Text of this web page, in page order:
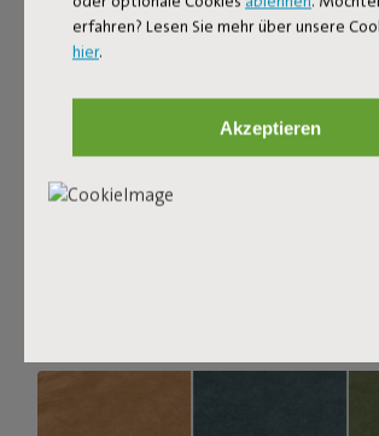
erfahren? Lesen Sie mehr über unsere
hier.
Akzeptieren
Tessuto bouclé
Il Sumo Sofa Bouclé è realizzato in
una lussuosa struttura bouclé. Il tessuto è
resistente, durevole e tessuto con filati in
per un bellissimo effetto mélange.
confortevole per sprofondarci dentro, ma